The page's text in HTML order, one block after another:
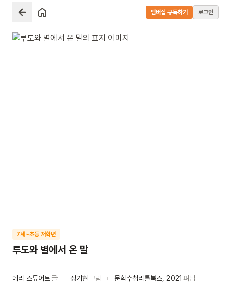
멤버십 구독하기 로그인
7세~초등 저학년
루도와 별에서 온 말
메리 스튜어트 글 정기현 그림 문학수첩리틀북스 2021 펴냄